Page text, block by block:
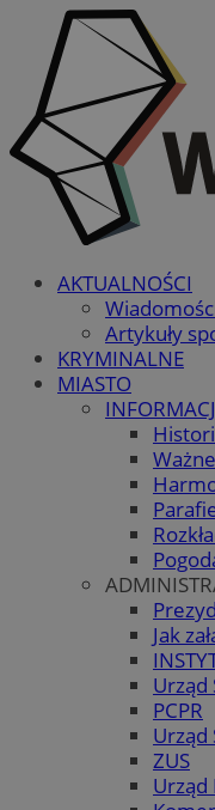
AKTUALNOŚCI
Artykuły
KRYMINALNE
MIASTO
Jak
Urząd
PCPR
Urząd
ZUS
Urząd